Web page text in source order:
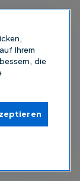
Ihrem
die